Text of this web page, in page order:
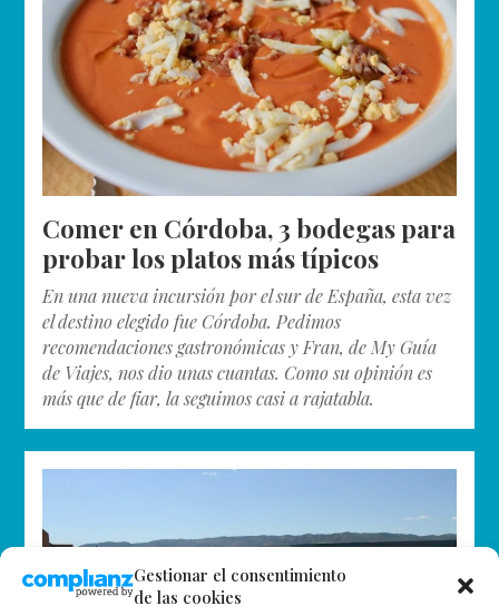
Gestionar el consentimiento
de las cookies
Comer en Córdoba, 3 bodegas para
probar los platos más típicos
En una nueva incursión por el sur de España, esta vez
el destino elegido fue Córdoba. Pedimos
recomendaciones gastronómicas y Fran, de My Guía
de Viajes, nos dio unas cuantas. Como su opinión es
más que de fiar, la seguimos casi a rajatabla.